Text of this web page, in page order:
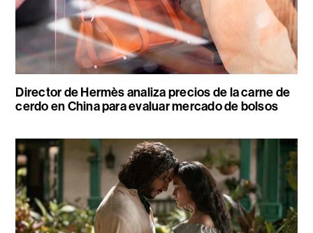
Director de Hermès analiza precios de la carne de
cerdo en China para evaluar mercado de bolsos